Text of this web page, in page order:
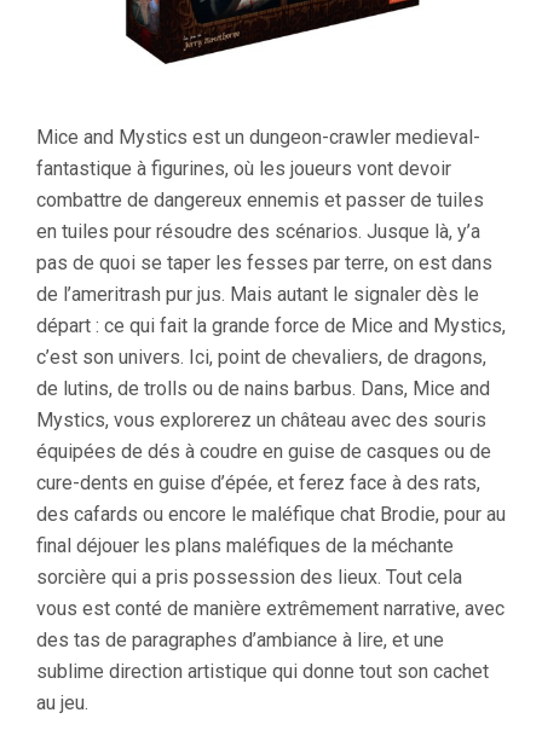
Mice and Mystics est un dungeon-crawler medieval-
fantastique à figurines, où les joueurs vont devoir
combattre de dangereux ennemis et passer de tuiles
en tuiles pour résoudre des scénarios. Jusque là, y’a
pas de quoi se taper les fesses par terre, on est dans
de l’ameritrash pur jus. Mais autant le signaler dès le
départ : ce qui fait la grande force de Mice and Mystics,
c’est son univers. Ici, point de chevaliers, de dragons,
de lutins, de trolls ou de nains barbus. Dans, Mice and
Mystics, vous explorerez un château avec des souris
équipées de dés à coudre en guise de casques ou de
cure-dents en guise d’épée, et ferez face à des rats,
des cafards ou encore le maléfique chat Brodie, pour au
final déjouer les plans maléfiques de la méchante
sorcière qui a pris possession des lieux. Tout cela
vous est conté de manière extrêmement narrative, avec
des tas de paragraphes d’ambiance à lire, et une
sublime direction artistique qui donne tout son cachet
au jeu.